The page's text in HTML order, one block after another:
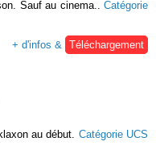
Sauf au cinema.. Catégorie
+ d'infos & Téléchargement
au début. Catégorie UCS